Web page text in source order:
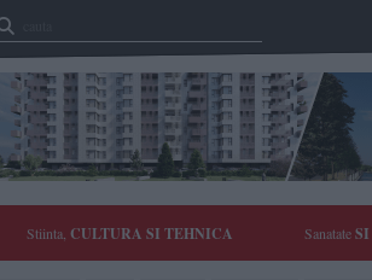
Stiinta, CULTURA SI TEHNICA Sanatate